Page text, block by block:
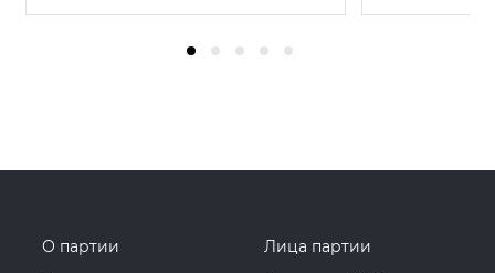
О партии
Лица партии